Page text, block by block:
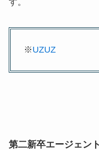
※UZUZ
第二新卒エージェン